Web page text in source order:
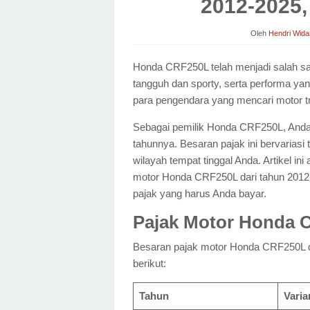
2012-
Oleh Hendri
Honda CRF250L telah menjadi salah
tangguh dan sporty, serta performa
para pengendara yang mencari motor
Sebagai pemilik Honda CRF250L,
tahunnya. Besaran pajak ini bervariasi
wilayah tempat tinggal Anda. Artikel
motor Honda CRF250L dari tahun
pajak yang harus Anda bayar.
Pajak Motor Honda
Besaran pajak motor Honda CRF250L
berikut:
Tahun